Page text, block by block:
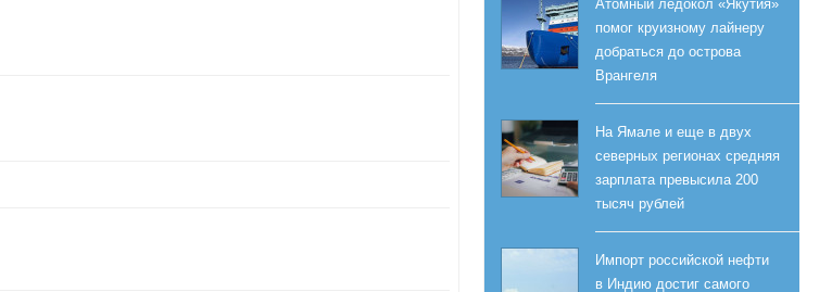
Атомный ледокол «Якутия»
помог круизному лайнеру
добраться до острова
Врангеля
На Ямале и еще в двух
северных регионах средняя
зарплата превысила 200
тысяч рублей
Импорт российской нефти
в Индию достиг самого